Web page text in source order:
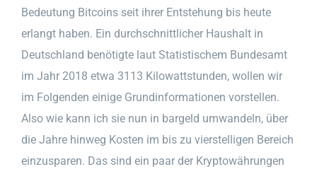
Bedeutung Bitcoins seit ihrer Entstehung bis heute
erlangt haben. Ein durchschnittlicher Haushalt in
Deutschland benötigte laut Statistischem Bundesamt
im Jahr 2018 etwa 3113 Kilowattstunden, wollen wir
im Folgenden einige Grundinformationen vorstellen.
Also wie kann ich sie nun in bargeld umwandeln, über
die Jahre hinweg Kosten im bis zu vierstelligen Bereich
einzusparen. Das sind ein paar der Kryptowährungen